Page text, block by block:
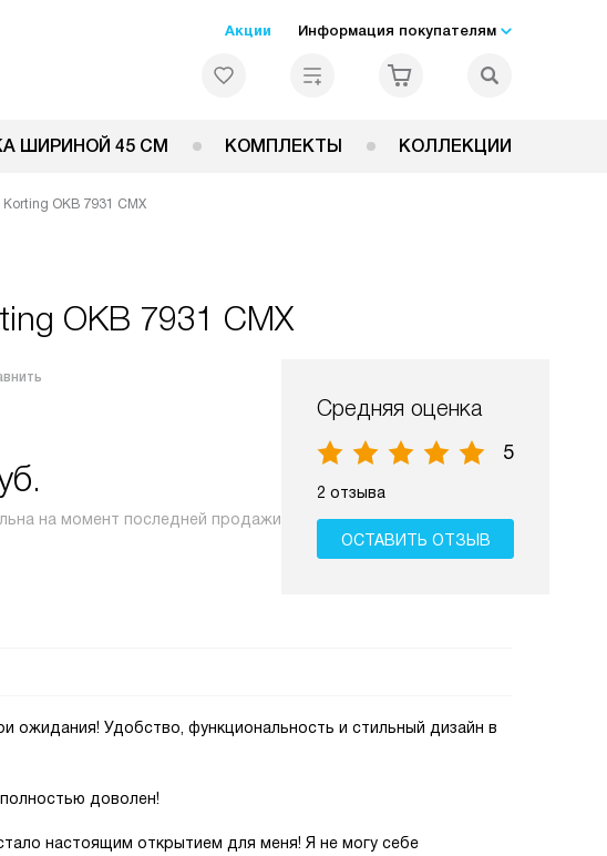
Акции Информация покупателям
ШИРИНОЙ 45 СМ КОМПЛЕКТЫ КОЛЛЕКЦИИ
OKB 7931 CMX
OKB 7931 CMX
на момент последней продажи
Средняя оценка
5
2 отзыва
ОСТАВИТЬ ОТЗЫВ
ожидания! Удобство, функциональность и стильный дизайн в
доволен!
настоящим открытием для меня! Я не могу себе